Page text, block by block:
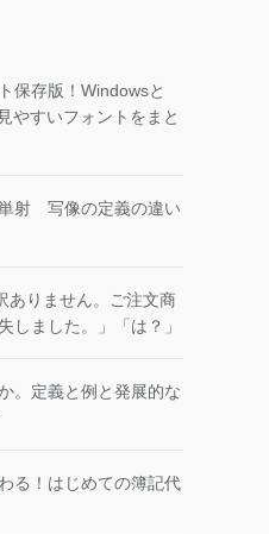
保存版！Windowsと
やすいフォントをまと
射 写像の定義の違い
ありません。ご注文商
しました。」「は？」
。定義と例と発展的な
る！はじめての簿記代